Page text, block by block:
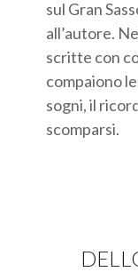
sul Gran
all’autore.
scritte con
compaiono
sogni, il
scomparsi.